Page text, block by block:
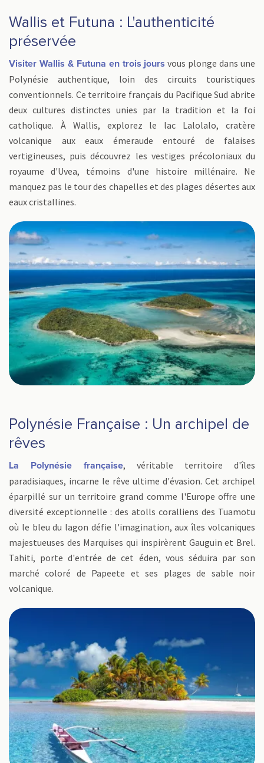
Wallis et Futuna : L'authenticité
préservée
Visiter Wallis & Futuna en trois jours vous plonge dans une
Polynésie authentique, loin des circuits touristiques
conventionnels. Ce territoire français du Pacifique Sud abrite
deux cultures distinctes unies par la tradition et la foi
catholique. À Wallis, explorez le lac Lalolalo, cratère
volcanique aux eaux émeraude entouré de falaises
vertigineuses, puis découvrez les vestiges précoloniaux du
royaume d'Uvea, témoins d'une histoire millénaire. Ne
manquez pas le tour des chapelles et des plages désertes aux
eaux cristallines.
Polynésie Française : Un archipel de
rêves
La Polynésie française, véritable territoire d'îles
paradisiaques, incarne le rêve ultime d'évasion. Cet archipel
éparpillé sur un territoire grand comme l'Europe offre une
diversité exceptionnelle : des atolls coralliens des Tuamotu
où le bleu du lagon défie l'imagination, aux îles volcaniques
majestueuses des Marquises qui inspirèrent Gauguin et Brel.
Tahiti, porte d'entrée de cet éden, vous séduira par son
marché coloré de Papeete et ses plages de sable noir
volcanique.